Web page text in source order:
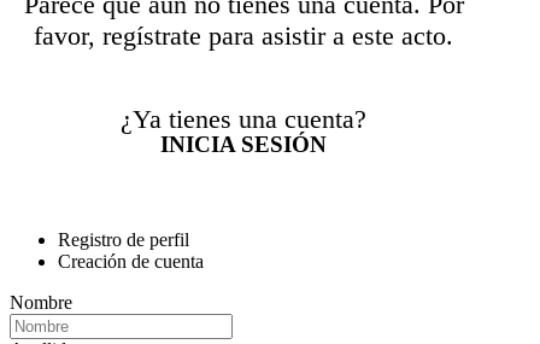
favor, regístrate para asistir a este acto.
¿Ya tienes una cuenta?
INICIA SESIÓN
Registro de perfil
Creación de cuenta
Nombre